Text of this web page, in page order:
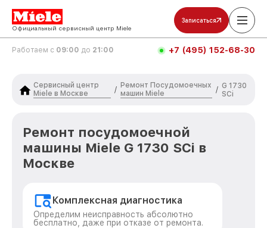
Официальный сервисный центр Miele
Записаться
Работаем с 09:00 до 21:00 +7 (495) 152-68-30
Сервисный центр
Miele в Москве
/
Ремонт Посудомоечных
машин Miele
/ G 1730
SCi
Ремонт посудомоечной
машины Miele G 1730 SCi в
Москве
Комплексная диагностика
Определим неисправность абсолютно
бесплатно, даже при отказе от ремонта.